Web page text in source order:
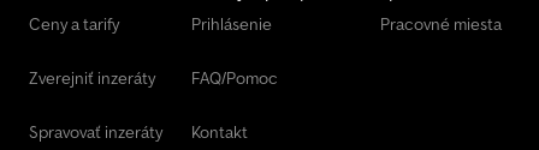
Ceny a tarify
Zverejniť inzeráty
Spravovať inzeráty
Prihlásenie
FAQ/Pomoc
Kontakt
Pracovné miesta